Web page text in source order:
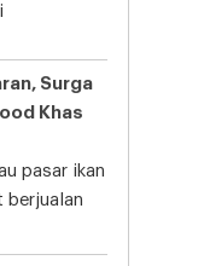
Surga
Khas
pasar ikan
berjualan